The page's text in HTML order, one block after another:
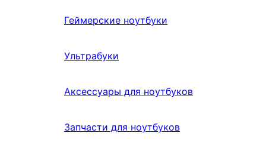
Геймерские ноутбуки
Ультрабуки
Аксессуары для ноутбуков
Запчасти для ноутбуков